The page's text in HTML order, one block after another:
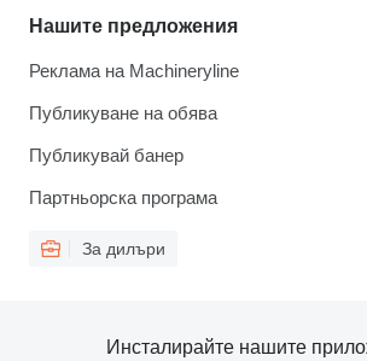
Нашите предложения
Реклама на Machineryline
Публикуване на обява
Публикувай банер
Партньорска програма
За дилъри
Инсталирайте нашите